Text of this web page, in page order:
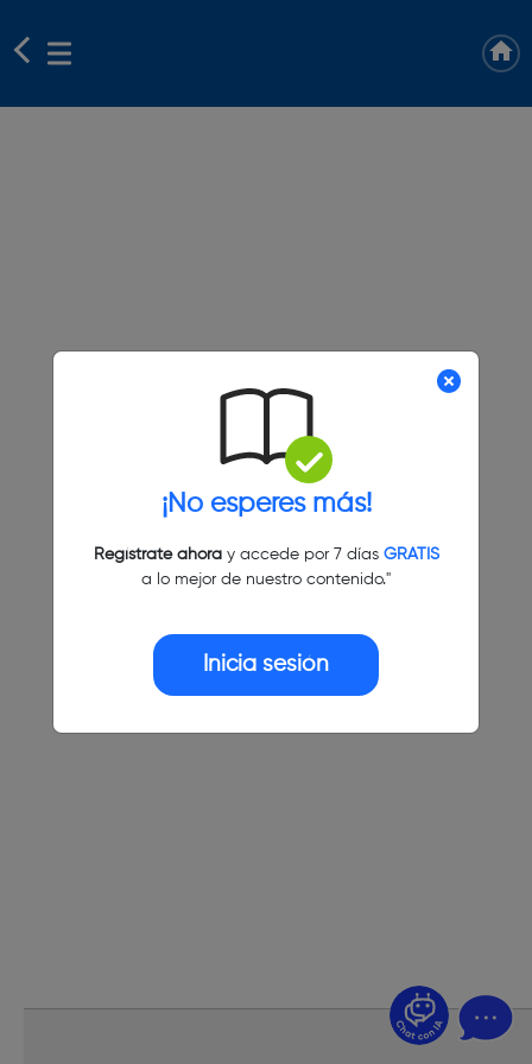
¡No esperes más!
Regístrate ahoray accede por 7 días GRATIS
a lo mejor de nuestro contenido."
Inicia sesión